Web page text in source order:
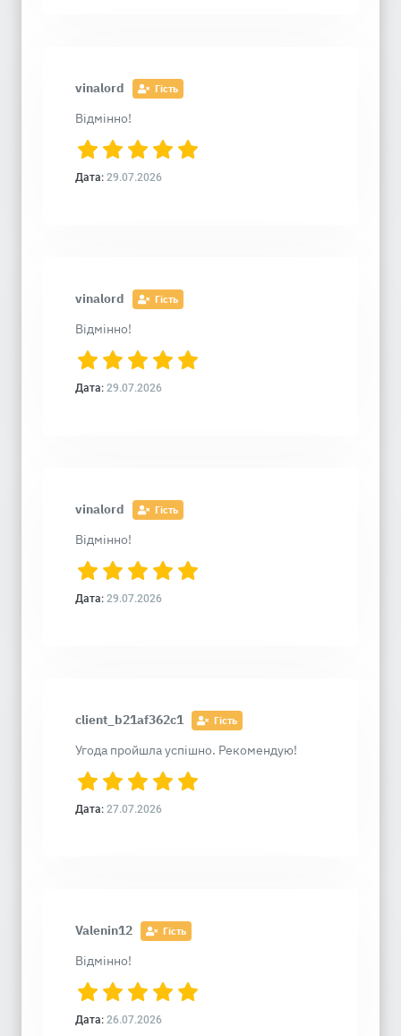
vinalord Гість
Відмінно!
Дата: 29.07.2026
vinalord Гість
Відмінно!
Дата: 29.07.2026
vinalord Гість
Відмінно!
Дата: 29.07.2026
client_b21af362c1 Гість
Угода пройшла успішно. Рекомендую!
Дата: 27.07.2026
Valenin12 Гість
Відмінно!
Дата: 26.07.2026